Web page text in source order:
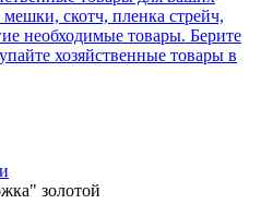
скотч, пленка стрейч,
необходимые товары. Берите
хозяйственные товары в
золотой